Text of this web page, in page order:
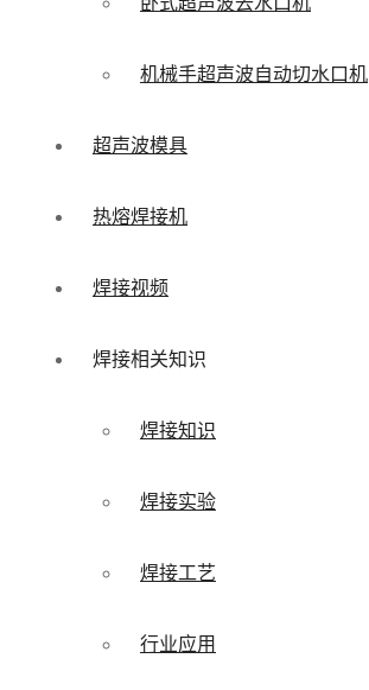
机械手超声波自动切水口机
超声波模具
热熔焊接机
焊接视频
焊接相关知识
焊接知识
焊接实验
焊接工艺
行业应用